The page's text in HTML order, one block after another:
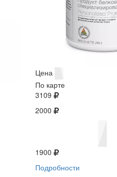
Цена
По карте
3109
2000
1900
Подробности